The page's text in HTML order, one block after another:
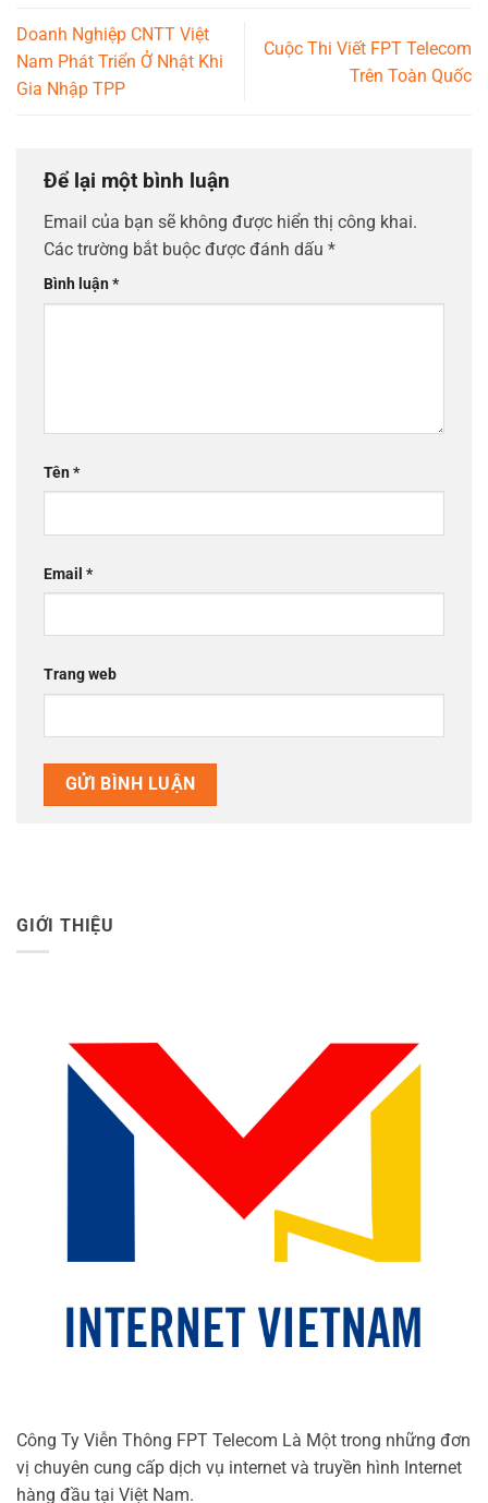
Doanh Nghiệp CNTT Việt
Nam Phát Triển Ở Nhật Khi
Gia Nhập TPP
Cuộc Thi Viết FPT Telecom
Trên Toàn Quốc
Để lại một bình luận
Email của bạn sẽ không được hiển thị công khai.
Các trường bắt buộc được đánh dấu *
Bình luận*
Tên*
Email *
Trang web
GIỚI THIỆU
Công Ty Viễn Thông FPT Telecom Là Một trong những đơn
vị chuyên cung cấp dịch vụ internet và truyền hình Internet
hàng đầu tại Việt Nam.